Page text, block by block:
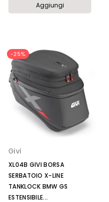
Aggiungi
-25%
Givi
XL04B GIVI BORSA
SERBATOIO X-LINE
TANKLOCK BMW GS
ESTENSIBILE...